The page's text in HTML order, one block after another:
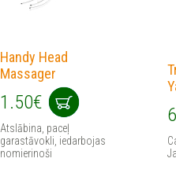
Handy Head
Massager
1.50€
Atslābina, paceļ
garastāvokli, iedarbojas
nomierinoši